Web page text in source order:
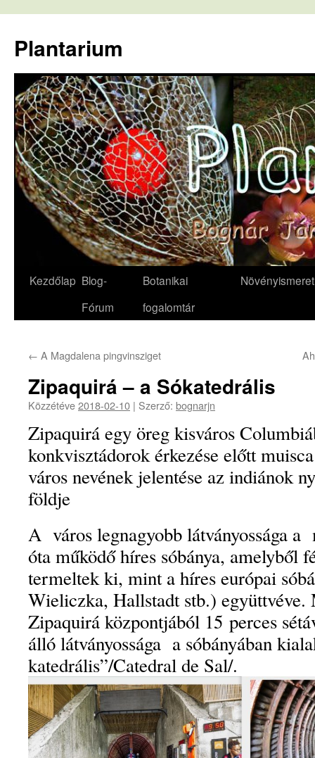
tartalomba
Plantarium
Kezdőlap Blog-
Fórum
Botanikai
fogalomtár
Növényismeret
← A Magdalena pingvinsziget
Zipaquirá – a Sókatedrális
Közzétéve2018-02-10 | Szerző: bognarjn
Zipaquirá egy öreg kisváros
konkvisztádorok érkezése előtt
város nevének jelentése az indiánok
földje
A város legnagyobb látványossága
óta működő híres sóbánya, amelyből
termeltek ki, mint a híres európai
Wieliczka, Hallstadt stb.) együttvéve.
Zipaquirá központjából 15 perces
álló látványossága a sóbányában
katedrális”/Catedral de Sal/.